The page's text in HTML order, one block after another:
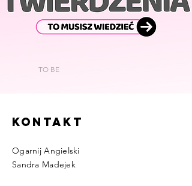
TO BE
kontakt
Ogarnij Angielski
Sandra Madejek